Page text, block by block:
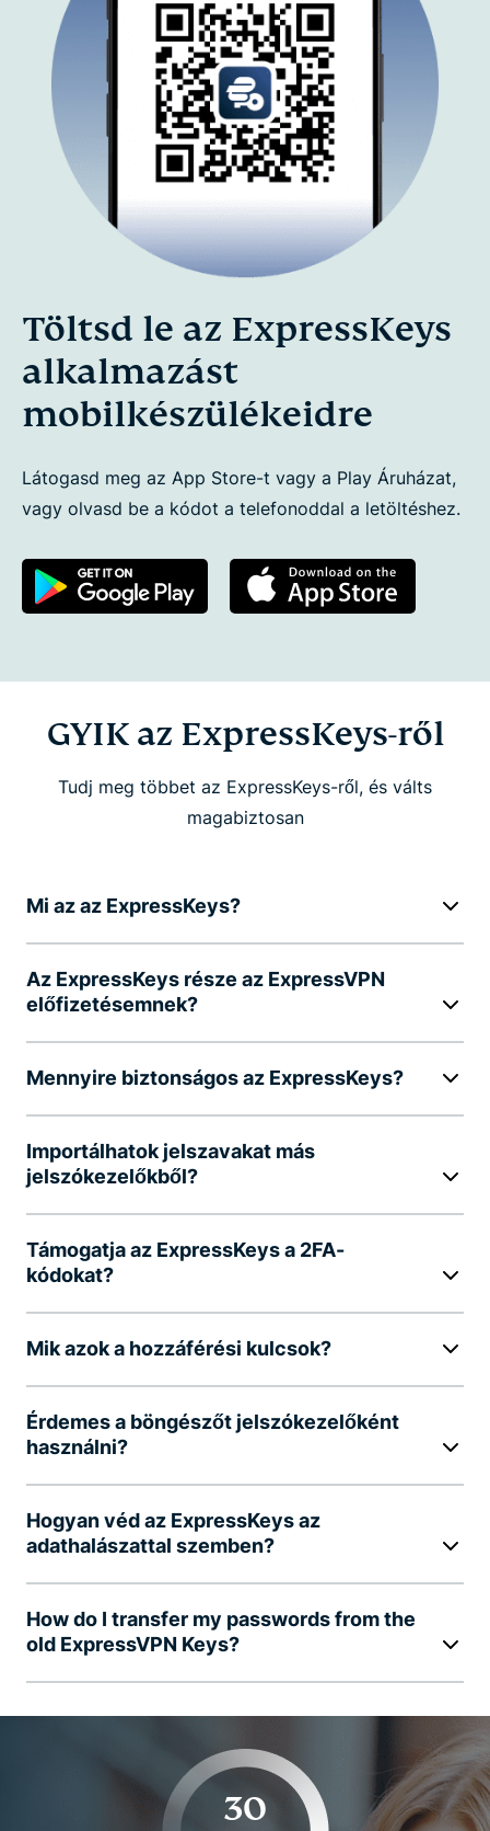
Töltsd le az ExpressKeys
alkalmazást
mobilkészülékeidre
Látogasd meg az App Store-t vagy a Play Áruházat,
vagy olvasd be a kódot a telefonoddal a letöltéshez.
GYIK az ExpressKeys-ről
Tudj meg többet az ExpressKeys-ről, és válts
magabiztosan
Mi az az ExpressKeys?
Az ExpressKeys része az ExpressVPN
előfizetésemnek?
Mennyire biztonságos az ExpressKeys?
Importálhatok jelszavakat más
jelszókezelőkből?
Támogatja az ExpressKeys a 2FA-
kódokat?
Mik azok a hozzáférési kulcsok?
Érdemes a böngészőt jelszókezelőként
használni?
Hogyan véd az ExpressKeys az
adathalászattal szemben?
How do I transfer my passwords from the
old ExpressVPN Keys?
30